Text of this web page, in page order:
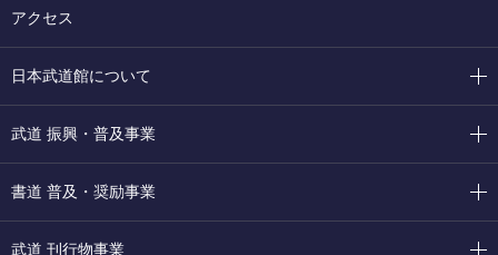
アクセス
日本武道館について
武道 振興・普及事業
書道 普及・奨励事業
武道 刊行物事業